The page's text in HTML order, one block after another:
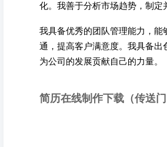
化。我善于分析市场趋势，制
我具备优秀的团队管理能力，
通，提高客户满意度。我具备
为公司的发展贡献自己的力量。
简历在线制作下载（传送